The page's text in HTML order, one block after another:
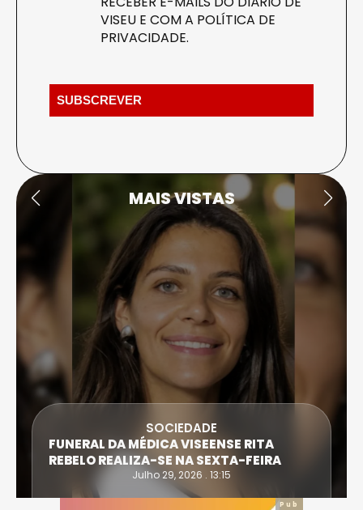
VISEU E COM A POLÍTICA DE
PRIVACIDADE.
MAIS VISTAS
SOCIEDADE
FUNERAL DA MÉDICA VISEENSE RITA
REBELO REALIZA-SE NA SEXTA-FEIRA
Julho 29, 2026 . 13:15
Pub